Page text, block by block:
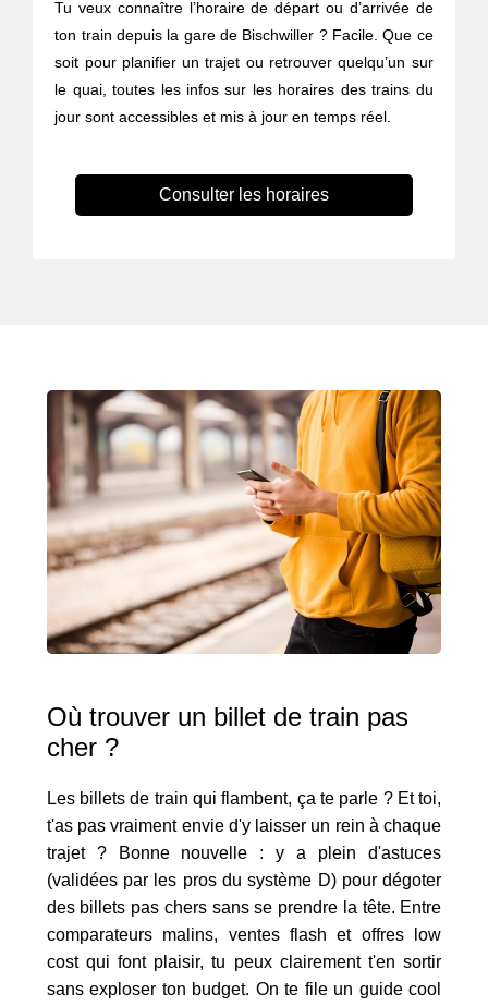
Tu veux connaître l’horaire de départ ou d’arrivée de
ton train depuis la gare de Bischwiller ? Facile. Que ce
soit pour planifier un trajet ou retrouver quelqu’un sur
le quai, toutes les infos sur les horaires des trains du
jour sont accessibles et mis à jour en temps réel.
Consulter les horaires
Où trouver un billet de train pas
cher ?
Les billets de train qui flambent, ça te parle ? Et toi,
t'as pas vraiment envie d'y laisser un rein à chaque
trajet ? Bonne nouvelle : y a plein d'astuces
(validées par les pros du système D) pour dégoter
des billets pas chers sans se prendre la tête. Entre
comparateurs malins, ventes flash et offres low
cost qui font plaisir, tu peux clairement t'en sortir
sans exploser ton budget. On te file un guide cool